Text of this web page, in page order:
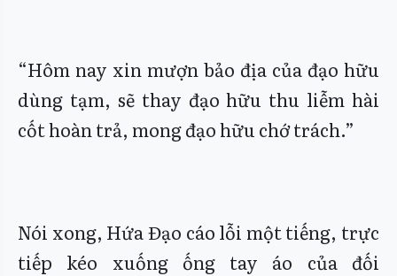
“Hôm nay xin mượn bảo địa của đạo hữu
dùng tạm, sẽ thay đạo hữu thu liễm hài
cốt hoàn trả, mong đạo hữu chớ trách.”
Nói xong, Hứa Đạo cáo lỗi một tiếng, trực
tiếp kéo xuống ống tay áo của đối